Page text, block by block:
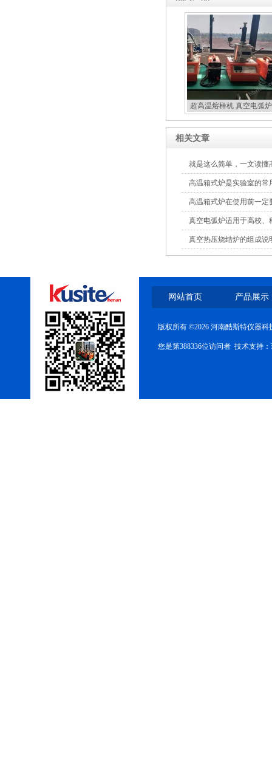
超高温熔样机 真空电弧
相关文章
就是这么简单，一文读懂
高温箱式炉是实验室的常
高温箱式炉在使用前一定
真空电弧炉适用于高校
制备
真空热压烧结炉的组成说
网站首页 产品展示
版权所有 ©2026 河南酷斯特仪器
您是第388336位访问者 技术支持：